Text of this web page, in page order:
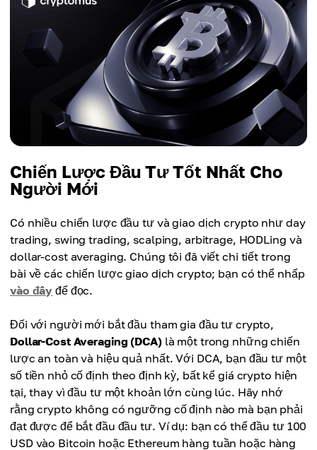
Chiến Lược Đầu Tư Tốt Nhất Cho
Người Mới
Có nhiều chiến lược đầu tư và giao dịch crypto như day
trading, swing trading, scalping, arbitrage, HODLing và
dollar-cost averaging. Chúng tôi đã viết chi tiết trong
bài về các chiến lược giao dịch crypto; bạn có thể nhấp
vào đây để đọc.
Đối với người mới bắt đầu tham gia đầu tư crypto,
Dollar-Cost Averaging (DCA)là một trong những chiến
lược an toàn và hiệu quả nhất. Với DCA, bạn đầu tư một
số tiền nhỏ cố định theo định kỳ, bất kể giá crypto hiện
tại, thay vì đầu tư một khoản lớn cùng lúc. Hãy nhớ
rằng crypto không có ngưỡng cố định nào mà bạn phải
đạt được để bắt đầu đầu tư. Ví dụ: bạn có thể đầu tư 100
USD vào Bitcoin hoặc Ethereum hàng tuần hoặc hàng